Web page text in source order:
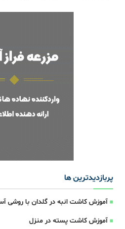
پربازدیدترین ها
آموزش کاشت انبه در گلدان با روشی
آموزش کاشت پسته در منزل